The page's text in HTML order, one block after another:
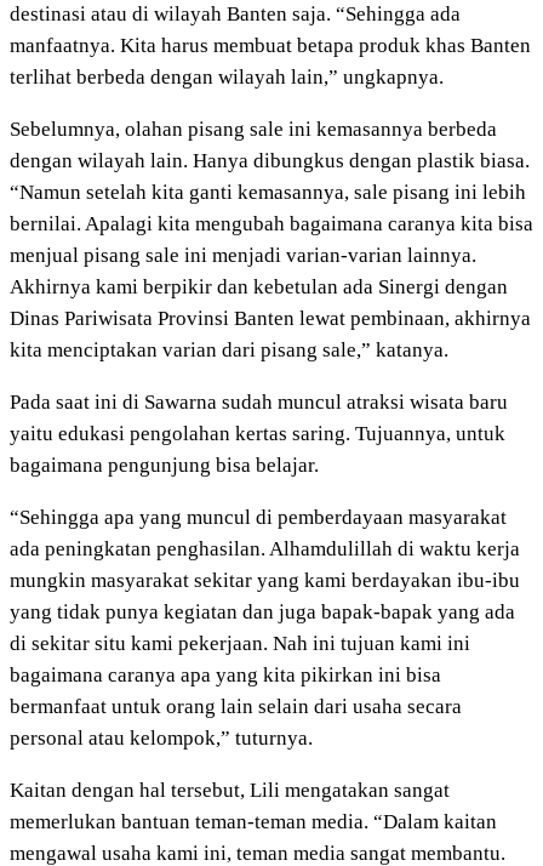
destinasi atau di wilayah Banten saja. “Sehingga ada
manfaatnya. Kita harus membuat betapa produk khas Banten
terlihat berbeda dengan wilayah lain,” ungkapnya.
Sebelumnya, olahan pisang sale ini kemasannya berbeda
dengan wilayah lain. Hanya dibungkus dengan plastik biasa.
“Namun setelah kita ganti kemasannya, sale pisang ini lebih
bernilai. Apalagi kita mengubah bagaimana caranya kita bisa
menjual pisang sale ini menjadi varian-varian lainnya.
Akhirnya kami berpikir dan kebetulan ada Sinergi dengan
Dinas Pariwisata Provinsi Banten lewat pembinaan, akhirnya
kita menciptakan varian dari pisang sale,” katanya.
Pada saat ini di Sawarna sudah muncul atraksi wisata baru
yaitu edukasi pengolahan kertas saring. Tujuannya, untuk
bagaimana pengunjung bisa belajar.
“Sehingga apa yang muncul di pemberdayaan masyarakat
ada peningkatan penghasilan. Alhamdulillah di waktu kerja
mungkin masyarakat sekitar yang kami berdayakan ibu-ibu
yang tidak punya kegiatan dan juga bapak-bapak yang ada
di sekitar situ kami pekerjaan. Nah ini tujuan kami ini
bagaimana caranya apa yang kita pikirkan ini bisa
bermanfaat untuk orang lain selain dari usaha secara
personal atau kelompok,” tuturnya.
Kaitan dengan hal tersebut, Lili mengatakan sangat
memerlukan bantuan teman-teman media. “Dalam kaitan
mengawal usaha kami ini, teman media sangat membantu.